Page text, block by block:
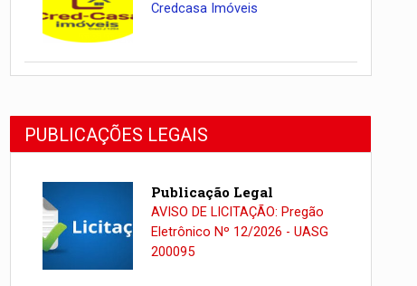
Credcasa Imóveis
PUBLICAÇÕES LEGAIS
Publicação Legal
AVISO DE LICITAÇÃO: Pregão
Eletrônico Nº 12/2026 - UASG
200095